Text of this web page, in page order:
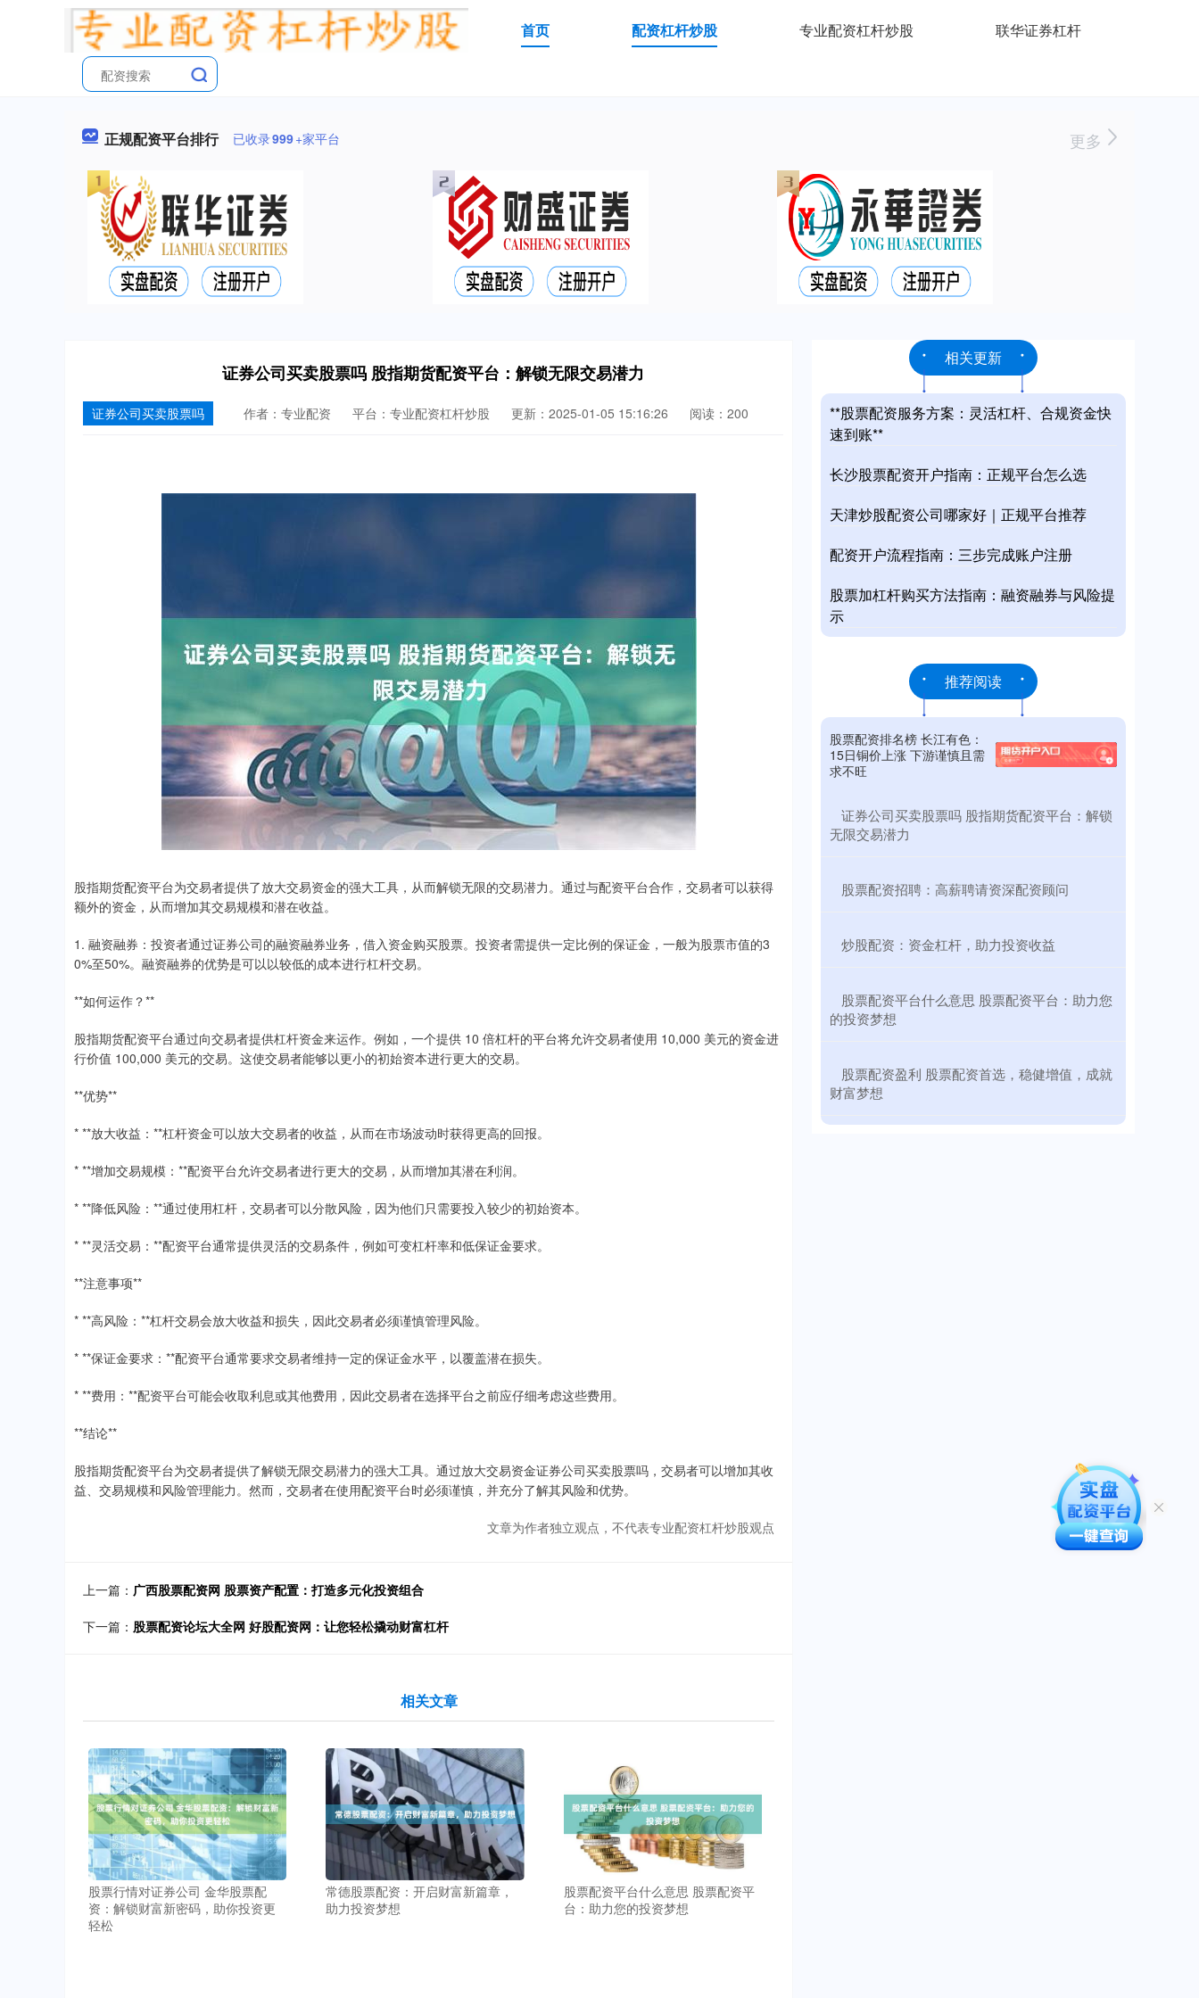
首页 配资杠杆炒股 专业配资杠杆炒股 联华证券杠杆
正规配资平台排行 已收录999+家平台 更多
证券公司买卖股票吗 股指期货配资平台：解锁无限交易潜力
证券公司买卖股票吗 作者：专业配资 平台：专业配资杠杆炒股 更新：2025-01-05 15:16:26 阅读：200
股指期货配资平台为交易者提供了放大交易资金的强大工具，从而解锁无限的交易潜力。通过与配资平台合作，交易者可以获得
额外的资金，从而增加其交易规模和潜在收益。
1. 融资融券：投资者通过证券公司的融资融券业务，借入资金购买股票。投资者需提供一定比例的保证金，一般为股票市值的3
0%至50%。融资融券的优势是可以以较低的成本进行杠杆交易。
**如何运作？**
股指期货配资平台通过向交易者提供杠杆资金来运作。例如，一个提供 10 倍杠杆的平台将允许交易者使用 10,000 美元的资金进
行价值 100,000 美元的交易。这使交易者能够以更小的初始资本进行更大的交易。
**优势**
* **放大收益：**杠杆资金可以放大交易者的收益，从而在市场波动时获得更高的回报。
* **增加交易规模：**配资平台允许交易者进行更大的交易，从而增加其潜在利润。
* **降低风险：**通过使用杠杆，交易者可以分散风险，因为他们只需要投入较少的初始资本。
* **灵活交易：**配资平台通常提供灵活的交易条件，例如可变杠杆率和低保证金要求。
**注意事项**
* **高风险：**杠杆交易会放大收益和损失，因此交易者必须谨慎管理风险。
* **保证金要求：**配资平台通常要求交易者维持一定的保证金水平，以覆盖潜在损失。
* **费用：**配资平台可能会收取利息或其他费用，因此交易者在选择平台之前应仔细考虑这些费用。
**结论**
股指期货配资平台为交易者提供了解锁无限交易潜力的强大工具。通过放大交易资金证券公司买卖股票吗，交易者可以增加其收
益、交易规模和风险管理能力。然而，交易者在使用配资平台时必须谨慎，并充分了解其风险和优势。
文章为作者独立观点，不代表专业配资杠杆炒股观点
上一篇： 广西股票配资网 股票资产配置：打造多元化投资组合
下一篇： 股票配资论坛大全网 好股配资网：让您轻松撬动财富杠杆
相关文章
股票行情对证券公司 金华股票配
资：解锁财富新密码，助你投资更
轻松
常德股票配资：开启财富新篇章，
助力投资梦想
股票配资平台什么意思 股票配资平
台：助力您的投资梦想
相关更新
**股票配资服务方案：灵活杠杆、合规资金快
速到账**
长沙股票配资开户指南：正规平台怎么选
天津炒股配资公司哪家好｜正规平台推荐
配资开户流程指南：三步完成账户注册
股票加杠杆购买方法指南：融资融券与风险提
示
推荐阅读
股票配资排名榜 长江有色：
15日铜价上涨 下游谨慎且需
求不旺
​证券公司买卖股票吗 股指期货配资平台：解锁
无限交易潜力
​股票配资招聘：高薪聘请资深配资顾问
​炒股配资：资金杠杆，助力投资收益
​股票配资平台什么意思 股票配资平台：助力您
的投资梦想
​股票配资盈利 股票配资首选，稳健增值，成就
财富梦想